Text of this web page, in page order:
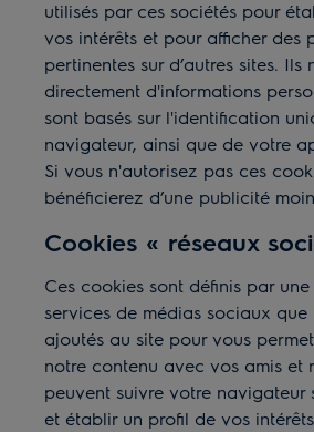
utilisés par ces sociétés pour
vos intérêts et pour afficher des
pertinentes sur d’autres sites. Ils
directement d'informations
sont basés sur l'identification
navigateur, ainsi que de votre
Si vous n'autorisez pas ces
bénéficierez d’une publicité
Cookies « réseaux
Ces cookies sont définis par
services de médias sociaux que
ajoutés au site pour vous
notre contenu avec vos amis et
peuvent suivre votre navigateur
et établir un profil de vos